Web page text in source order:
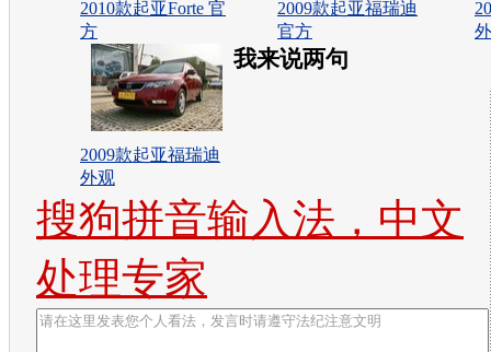
2010款起亚Forte 官
方
2009款起亚福瑞迪
官方
2009款起亚福瑞迪
外观
我来说两句
搜狗拼音输入法，中文
处理专家